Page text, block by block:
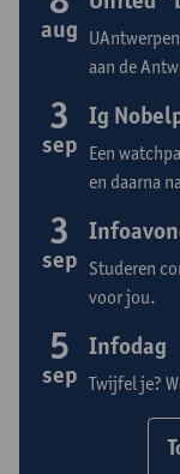
aan de
aug
Ig
Een
en daarna
3
sep
Studeren
voor jou.
3
sep
Infodag
Twijfel je?
5
sep